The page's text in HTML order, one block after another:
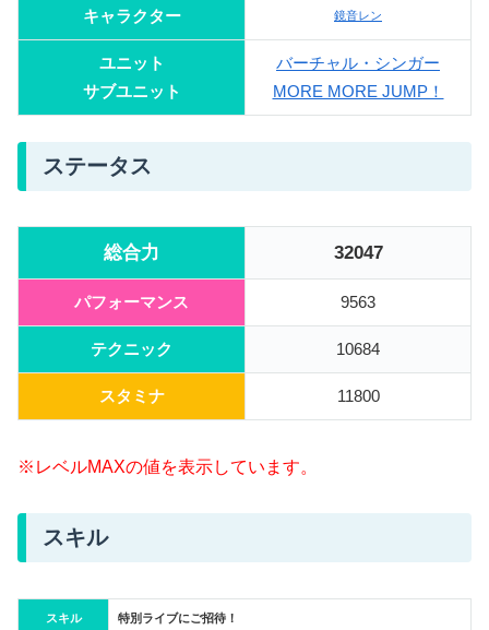
キャラクター 鏡音レン
ユニット
サブユニット
バーチャル・シンガー
MORE MORE JUMP！
ステータス
総合力 32047
パフォーマンス 9563
テクニック 10684
スタミナ 11800
※レベルMAXの値を表示しています。
スキル
スキル 特別ライブにご招待！